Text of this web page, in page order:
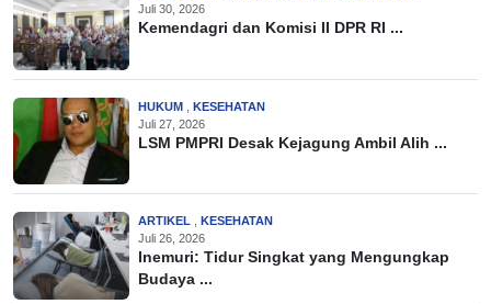
Juli 30, 2026
Kemendagri dan Komisi II DPR RI ...
HUKUM
KESEHATAN
Juli 27, 2026
LSM PMPRI Desak Kejagung Ambil Alih ...
ARTIKEL
KESEHATAN
Juli 26, 2026
Inemuri: Tidur Singkat yang Mengungkap
Budaya ...